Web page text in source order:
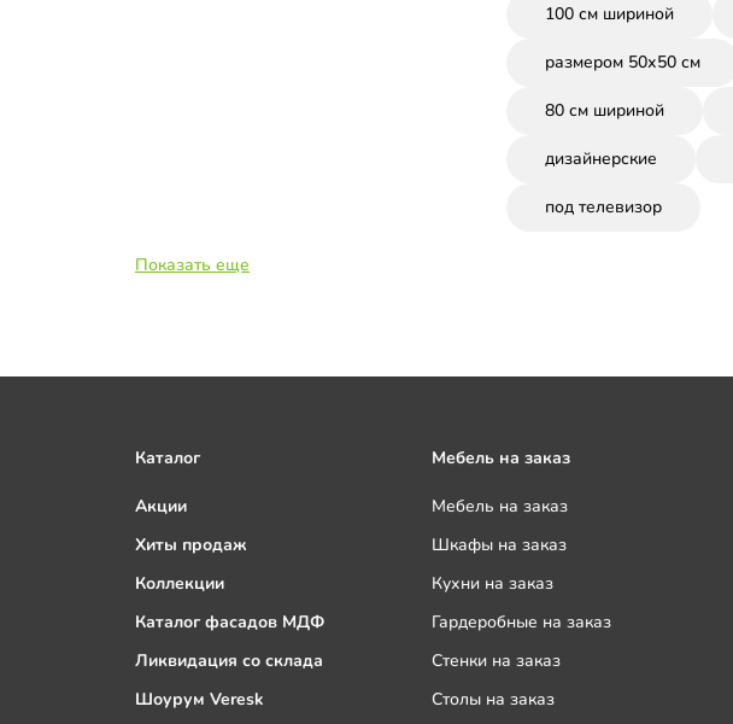
100 см шириной
размером 50х50 см
80 см шириной
дизайнерские
под телевизор
Показать еще
Каталог
Акции
Хиты продаж
Коллекции
Каталог фасадов МДФ
Ликвидация со склада
Шоурум Veresk
Мебель на заказ
Мебель на заказ
Шкафы на заказ
Кухни на заказ
Гардеробные на заказ
Стенки на заказ
Столы на заказ